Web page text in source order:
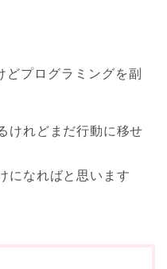
どプログラミングを副
けれどまだ行動に移せ
になればと思います